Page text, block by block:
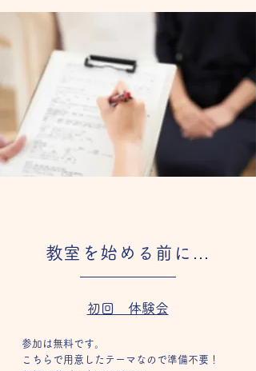
​教室を始める前に…
初回 体験会
参加は無料です。
こちらで用意したテーマなので準備不要！